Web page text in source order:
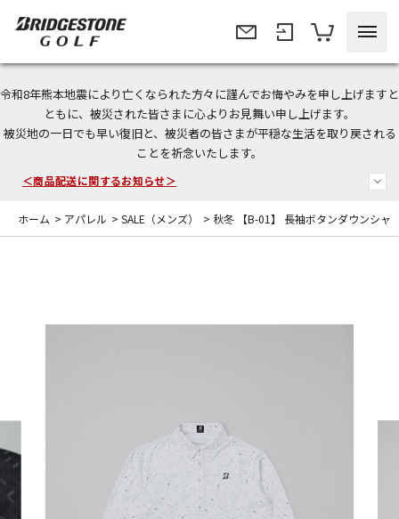
令和8年熊本地震により亡くなられた方々に謹んでお悔やみを申し上げますと
ともに、被災された皆さまに心よりお見舞い申し上げます。
被災地の一日でも早い復旧と、被災者の皆さまが平穏な生活を取り戻される
ことを祈念いたします。
＜夏季休暇中のご注文・発送・お問い合わせ＞
今なら新規会員登録で1,000円OFFクーポンプレゼント！
＜商品配送に関するお知らせ＞
ホーム > アパレル > SALE（メンズ） > 秋冬 【B-01】 長袖ボタンダウンシャ